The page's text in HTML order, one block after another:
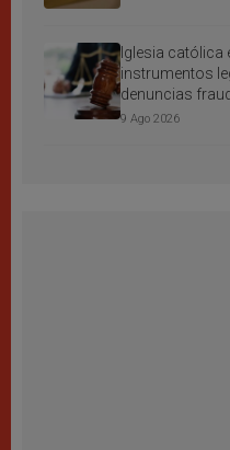
Iglesia católica
instrumentos
denuncias
9 Ago 2026